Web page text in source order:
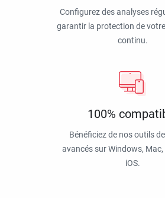
Configurez des analyses
garantir la protection de
continu.
100%
Bénéficiez de nos outils
avancés sur Windows,
iOS.